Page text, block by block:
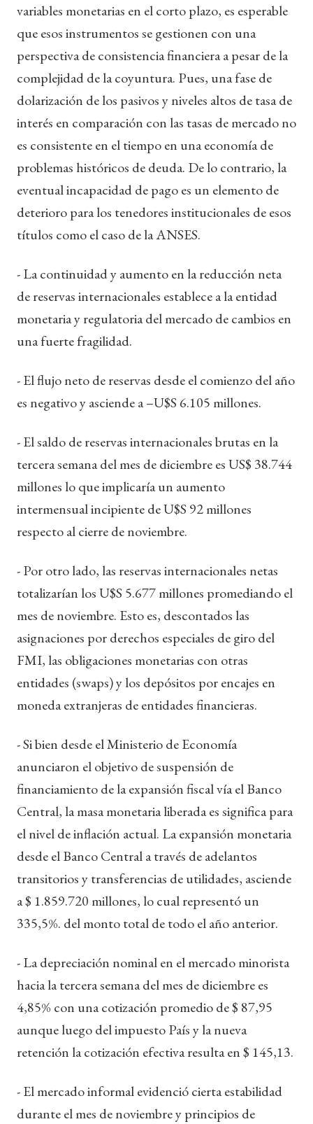
variables monetarias en el corto plazo, es esperable
que esos instrumentos se gestionen con una
perspectiva de consistencia financiera a pesar de la
complejidad de la coyuntura. Pues, una fase de
dolarización de los pasivos y niveles altos de tasa de
interés en comparación con las tasas de mercado no
es consistente en el tiempo en una economía de
problemas históricos de deuda. De lo contrario, la
eventual incapacidad de pago es un elemento de
deterioro para los tenedores institucionales de esos
títulos como el caso de la ANSES.
- La continuidad y aumento en la reducción neta
de reservas internacionales establece a la entidad
monetaria y regulatoria del mercado de cambios en
una fuerte fragilidad.
- El flujo neto de reservas desde el comienzo del año
es negativo y asciende a –U$S 6.105 millones.
- El saldo de reservas internacionales brutas en la
tercera semana del mes de diciembre es US$ 38.744
millones lo que implicaría un aumento
intermensual incipiente de U$S 92 millones
respecto al cierre de noviembre.
- Por otro lado, las reservas internacionales netas
totalizarían los U$S 5.677 millones promediando el
mes de noviembre. Esto es, descontados las
asignaciones por derechos especiales de giro del
FMI, las obligaciones monetarias con otras
entidades (swaps) y los depósitos por encajes en
moneda extranjeras de entidades financieras.
- Si bien desde el Ministerio de Economía
anunciaron el objetivo de suspensión de
financiamiento de la expansión fiscal vía el Banco
Central, la masa monetaria liberada es significa para
el nivel de inflación actual. La expansión monetaria
desde el Banco Central a través de adelantos
transitorios y transferencias de utilidades, asciende
a $ 1.859.720 millones, lo cual representó un
335,5%. del monto total de todo el año anterior.
- La depreciación nominal en el mercado minorista
hacia la tercera semana del mes de diciembre es
4,85% con una cotización promedio de $ 87,95
aunque luego del impuesto País y la nueva
retención la cotización efectiva resulta en $ 145,13.
- El mercado informal evidenció cierta estabilidad
durante el mes de noviembre y principios de